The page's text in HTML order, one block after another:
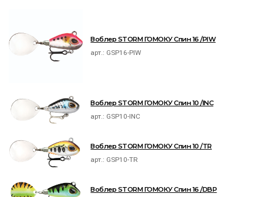
Воблер STORM ГОМОКУ Спин 16 /PIW
арт.: GSP16-PIW
Воблер STORM ГОМОКУ Спин 10 /INC
арт.: GSP10-INC
Воблер STORM ГОМОКУ Спин 10 /TR
арт.: GSP10-TR
Воблер STORM ГОМОКУ Спин 16 /DBP